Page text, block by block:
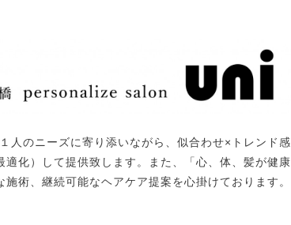
人のニーズに寄り添いながら、似合わせ×トレンド感
化）して提供致します。また、「心、体、髪が健康
術、継続可能なヘアケア提案を心掛けております。